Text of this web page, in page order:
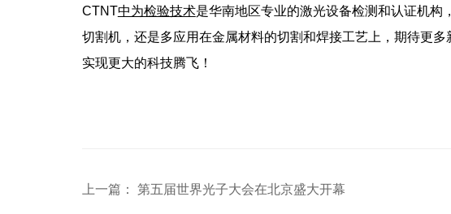
CTNT中为检验技术是华南地区专业的激光设备检测和认证机构
切割机，还是多应用在金属材料的切割和焊接工艺上，期待更
实现更大的科技腾飞！
上一篇： 第五届世界光子大会在北京盛大开幕